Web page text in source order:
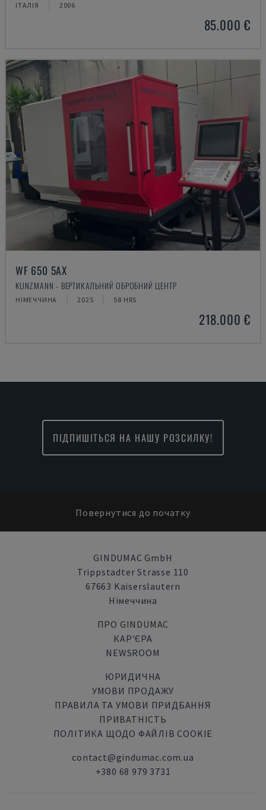
ІТАЛІЯ 2006
85.000 €
WF 650 5AX
KUNZMANN - ВЕРТИКАЛЬНИЙ ОБРОБНИЙ ЦЕНТР
НІМЕЧЧИНА 2025 58 HRS
218.000 €
ПІДПИШІТЬСЯ НА НАШУ РОЗСИЛКУ!
Повернутися до початку
GINDUMAC GmbH
Trippstadter Strasse 110
67663 Kaiserslautern
Німеччина
ПРО GINDUMAC
КАР'ЄРА
NEWSROOM
ЮРИДИЧНА
УМОВИ ПРОДАЖУ
ПРАВИЛА ТА УМОВИ ПРИДБАННЯ
ПРИВАТНІСТЬ
ПОЛІТИКА ЩОДО ФАЙЛІВ COOKIE
contact@gindumac.com.ua
+380 68 979 3731